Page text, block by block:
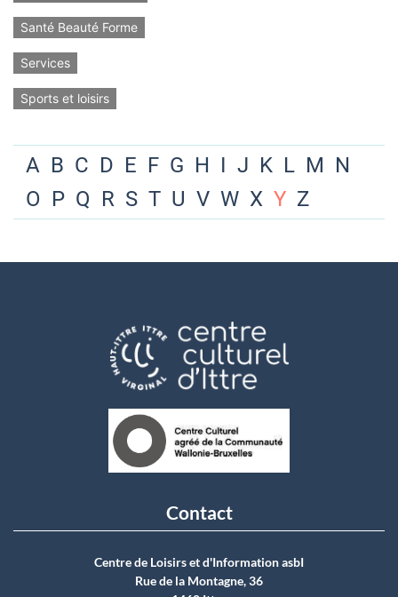
Santé Beauté Forme
Services
Sports et loisirs
A B C D E F G H I J K L M N
O P Q R S T U V W X Y Z
Contact
Centre de Loisirs et d'Information asbI
Rue de la Montagne, 36